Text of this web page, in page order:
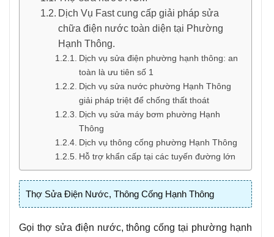
Dịch Vụ Fast cung cấp giải pháp sửa
chữa điện nước toàn diện tại Phường
Hạnh Thông.
Dịch vụ sửa điện phường hạnh thông: an
toàn là ưu tiên số 1
Dịch vụ sửa nước phường Hạnh Thông
giải pháp triệt để chống thất thoát
Dịch vụ sửa máy bơm phường Hạnh
Thông
Dịch vụ thông cống phường Hạnh Thông
Hỗ trợ khẩn cấp tại các tuyến đường lớn
Thợ Sửa Điện Nước, Thông Cống Hạnh Thông
Gọi thợ sửa điện nước, thông cống tại phường hạnh